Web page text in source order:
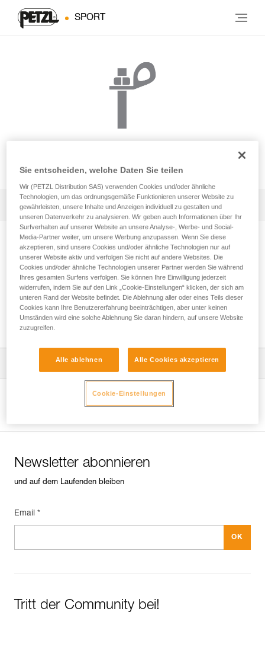
SPORT
BOLT STAINLESS
Alle technischen Anwendungen 1 Filter
Überprüfung von Sicherungspunkten in Fels,
Eis oder Mixedgelände.
Die Gebrauchsanleitung herunterladen
Technical Notice
Newsletter abonnieren
und auf dem Laufenden bleiben
Email *
Tritt der Community bei!
Sie entscheiden, welche Daten Sie teilen
Wir (PETZL Distribution SAS) verwenden Cookies und/oder ähnliche
Technologien, um das ordnungsgemäße Funktionieren unserer Website zu
gewährleisten, unsere Inhalte und Anzeigen individuell zu gestalten und
unseren Datenverkehr zu analysieren. Wir geben auch Informationen über Ihr
Surfverhalten auf unserer Website an unsere Analyse-, Werbe- und Social-
Media-Partner weiter, um unsere Werbung anzupassen. Wenn Sie diese
akzeptieren, sind unsere Cookies und/oder ähnliche Technologien nur auf
unserer Website aktiv und verfolgen Sie nicht auf andere Websites. Die
Cookies und/oder ähnliche Technologien unserer Partner werden Sie während
Ihres gesamten Surfens verfolgen. Sie können Ihre Einwilligung jederzeit
widerrufen, indem Sie auf den Link „Cookie-Einstellungen“ klicken, der sich am
unteren Rand der Website befindet. Die Ablehnung aller oder eines Teils dieser
Cookies kann Ihre Benutzererfahrung beeinträchtigen, aber unter keinen
Umständen wird eine solche Ablehnung Sie daran hindern, auf unsere Website
zuzugreifen.
Alle ablehnen Alle Cookies akzeptieren
Cookie-Einstellungen